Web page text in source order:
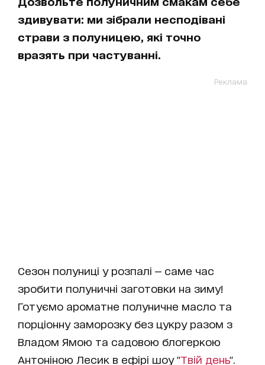
здивувати: ми зібрали несподівані
страви з полуницею, які точно
вразять при частуванні.
Реклама
Сезон полуниці у розпалі — саме час
зробити полуничні заготовки на зиму!
Готуємо ароматне полуничне масло та
порціонну заморозку без цукру разом з
Владом Ямою та садовою блогеркою
Антоніною Лесик в ефірі шоу "Твій день".